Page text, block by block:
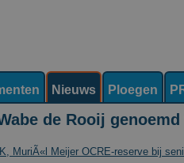
Nieuws Ploegen
de Rooij
MuriÃ«l Meijer OCRE-reserve bij